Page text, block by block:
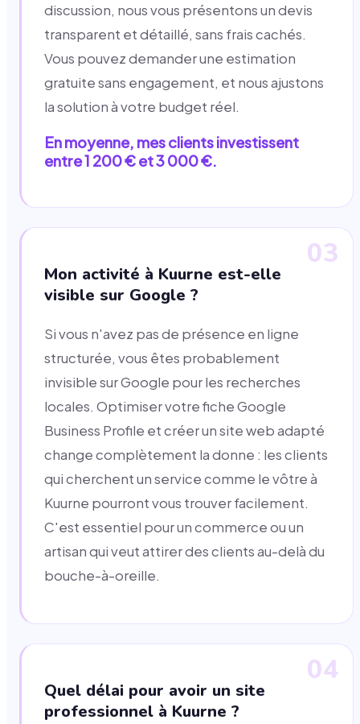
discussion, nous vous présentons un devis
transparent et détaillé, sans frais cachés.
Vous pouvez demander une estimation
gratuite sans engagement, et nous ajustons
la solution à votre budget réel.
En moyenne, mes clients investissent
entre 1 200 € et 3 000 €.
03
Mon activité à Kuurne est-elle
visible sur Google ?
Si vous n'avez pas de présence en ligne
structurée, vous êtes probablement
invisible sur Google pour les recherches
locales. Optimiser votre fiche Google
Business Profile et créer un site web adapté
change complètement la donne : les clients
qui cherchent un service comme le vôtre à
Kuurne pourront vous trouver facilement.
C'est essentiel pour un commerce ou un
artisan qui veut attirer des clients au-delà du
bouche-à-oreille.
04
Quel délai pour avoir un site
professionnel à Kuurne ?